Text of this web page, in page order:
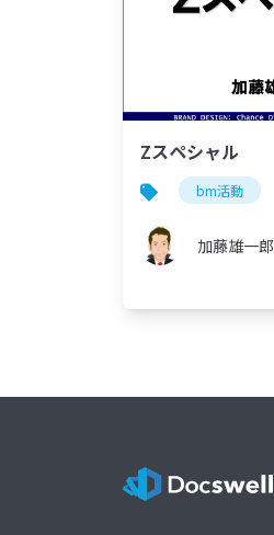
Zスペシャル
bm活動
加藤雄一郎